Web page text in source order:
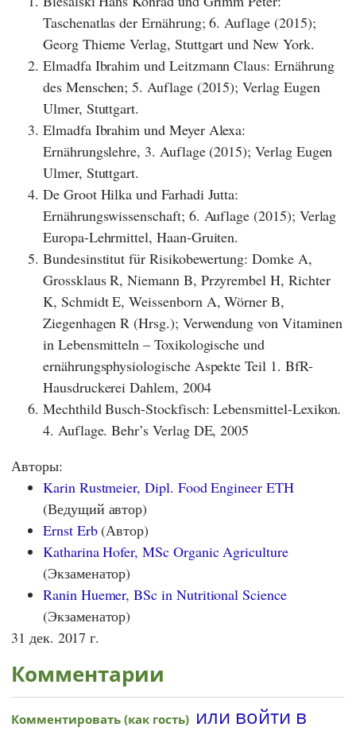
Taschenatlas der Ernährung; 6. Auflage (2015);
Georg Thieme Verlag, Stuttgart und New York.
Elmadfa Ibrahim und Leitzmann Claus: Ernährung
des Menschen; 5. Auflage (2015); Verlag Eugen
Ulmer, Stuttgart.
Elmadfa Ibrahim und Meyer Alexa:
Ernährungslehre, 3. Auflage (2015); Verlag Eugen
Ulmer, Stuttgart.
De Groot Hilka und Farhadi Jutta:
Ernährungswissenschaft; 6. Auflage (2015); Verlag
Europa-Lehrmittel, Haan-Gruiten.
Bundesinstitut für Risikobewertung: Domke A,
Grossklaus R, Niemann B, Przyrembel H, Richter
K, Schmidt E, Weissenborn A, Wörner B,
Ziegenhagen R (Hrsg.); Verwendung von Vitaminen
in Lebensmitteln – Toxikologische und
ernährungsphysiologische Aspekte Teil 1. BfR-
Hausdruckerei Dahlem, 2004
Mechthild Busch-Stockfisch: Lebensmittel-Lexikon.
4. Auflage. Behr’s Verlag DE, 2005
Авторы:
Karin Rustmeier, Dipl. Food Engineer ETH
(Ведущий автор)
Ernst Erb(Автор)
Katharina Hofer, MSc Organic Agriculture
(Экзаменатор)
Ranin Huemer, BSc in Nutritional Science
(Экзаменатор)
31 дек. 2017 г.
Комментарии